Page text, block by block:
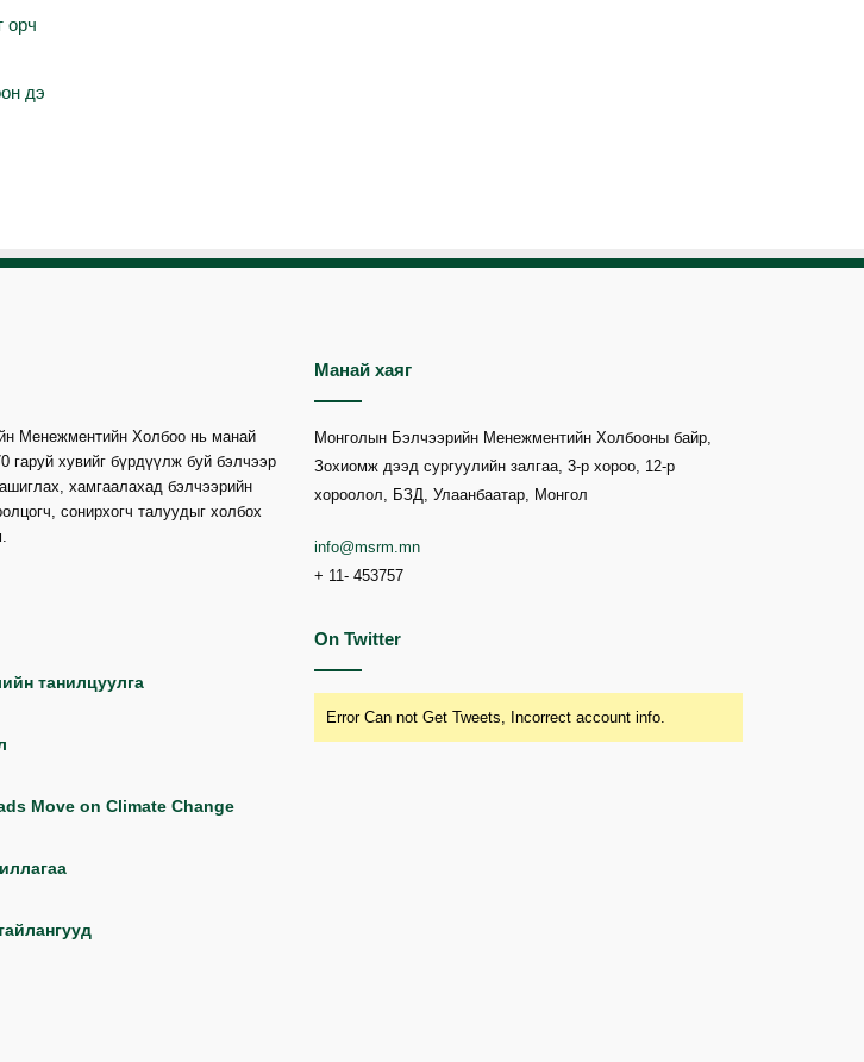
орч
дэ
Менежментийн Холбоо нь манай
гаруй хувийг бүрдүүлж буй бэлчээр
хамгаалахад бэлчээрийн
сонирхогч талуудыг холбох
танилцуулга
Move on Climate Change
Манай хаяг
Монголын Бэлчээрийн Менежментийн Холбооны байр,
Зохиомж дээд сургуулийн залгаа, 3-р хороо, 12-р
хороолол, БЗД, Улаанбаатар, Монгол
info@msrm.mn
+ 11- 453757
On Twitter
Error Can not Get Tweets, Incorrect account info.